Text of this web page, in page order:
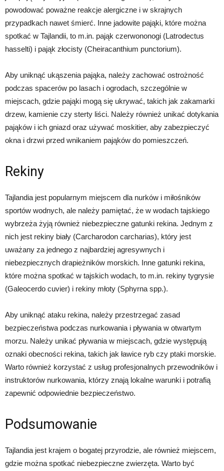
powodować poważne reakcje alergiczne i w skrajnych
przypadkach nawet śmierć. Inne jadowite pająki, które można
spotkać w Tajlandii, to m.in. pająk czerwononogi (Latrodectus
hasselti) i pająk złocisty (Cheiracanthium punctorium).
Aby uniknąć ukąszenia pająka, należy zachować ostrożność
podczas spacerów po lasach i ogrodach, szczególnie w
miejscach, gdzie pająki mogą się ukrywać, takich jak zakamarki
drzew, kamienie czy sterty liści. Należy również unikać dotykania
pająków i ich gniazd oraz używać moskitier, aby zabezpieczyć
okna i drzwi przed wnikaniem pająków do pomieszczeń.
Rekiny
Tajlandia jest popularnym miejscem dla nurków i miłośników
sportów wodnych, ale należy pamiętać, że w wodach tajskiego
wybrzeża żyją również niebezpieczne gatunki rekina. Jednym z
nich jest rekiny biały (Carcharodon carcharias), który jest
uważany za jednego z najbardziej agresywnych i
niebezpiecznych drapieżników morskich. Inne gatunki rekina,
które można spotkać w tajskich wodach, to m.in. rekiny tygrysie
(Galeocerdo cuvier) i rekiny młoty (Sphyrna spp.).
Aby uniknąć ataku rekina, należy przestrzegać zasad
bezpieczeństwa podczas nurkowania i pływania w otwartym
morzu. Należy unikać pływania w miejscach, gdzie występują
oznaki obecności rekina, takich jak ławice ryb czy ptaki morskie.
Warto również korzystać z usług profesjonalnych przewodników i
instruktorów nurkowania, którzy znają lokalne warunki i potrafią
zapewnić odpowiednie bezpieczeństwo.
Podsumowanie
Tajlandia jest krajem o bogatej przyrodzie, ale również miejscem,
gdzie można spotkać niebezpieczne zwierzęta. Warto być